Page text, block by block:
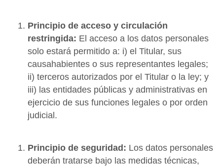
Principio de acceso y circulación
restringida: El acceso a los datos personales
solo estará permitido a: i) el Titular, sus
causahabientes o sus representantes legales;
ii) terceros autorizados por el Titular o la ley; y
iii) las entidades públicas y administrativas en
ejercicio de sus funciones legales o por orden
judicial.
Principio de seguridad: Los datos personales
deberán tratarse bajo las medidas técnicas,